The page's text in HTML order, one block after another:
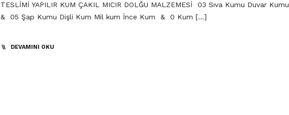
TESLİMİ YAPILIR KUM ÇAKIL MICIR DOLĞU MALZEMESİ 03 Sıva Kumu Duvar Kumu
& 05 Şap Kumu Dişli Kum Mil kum İnce Kum & 0 Kum […]
DEVAMINI OKU